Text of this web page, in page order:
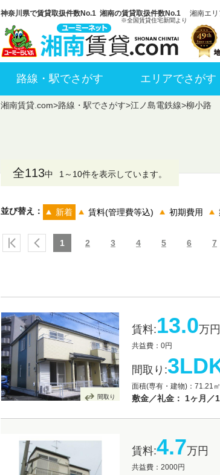
神奈川県で賃貸取扱件数No.1 湘南の賃貸取扱件数No.1 湘南エ
※全国賃貸住宅新聞より
路線・駅でさがす エリアでさがす
湘南賃貸.com>路線・駅でさがす>江ノ島電鉄線>柳小路
全113中 1～10件を表示しています。
1 2 3 4 5 6 7
並び替え： 新着 賃料(管理費等込) 初期費用
間取り
賃料:13.0万円
共益費：0円
間取り:
面積(専有・建物)：71.21㎡
敷金／礼金： 1ヶ月／1
賃料:4.7万円
共益費：2000円